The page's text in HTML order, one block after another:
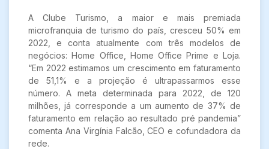
A Clube Turismo, a maior e mais premiada
microfranquia de turismo do país, cresceu 50% em
2022, e conta atualmente com três modelos de
negócios: Home Office, Home Office Prime e Loja.
“Em 2022 estimamos um crescimento em faturamento
de 51,1% e a projeção é ultrapassarmos esse
número. A meta determinada para 2022, de 120
milhões, já corresponde a um aumento de 37% de
faturamento em relação ao resultado pré pandemia”
comenta Ana Virgínia Falcão, CEO e cofundadora da
rede.